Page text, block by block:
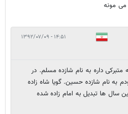
می مونه
۱۴:۵۱ - ۱۳۹۲/۰۷/۰۹
داره به نام شازده مسلم. در
به نام شازده حسین. گویا شاه زاده
سال ها تبدیل به امام زاده شده